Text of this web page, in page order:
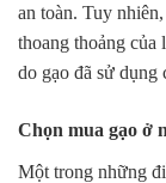
an toàn. Tuy
thoang thoảng của
do gạo đã sử dụng
Chọn mua gạo ở
Một trong những